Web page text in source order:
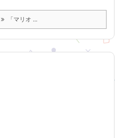
「マリオ ...